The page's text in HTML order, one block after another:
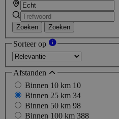
Zoeken Zoeken
Sorteer op
Afstanden
Binnen 10 km 10
Binnen 25 km 34
Binnen 50 km 98
Binnen 100 km 388